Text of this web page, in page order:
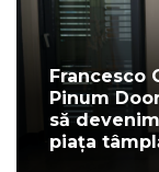
Francesco
Pinum
să
piața